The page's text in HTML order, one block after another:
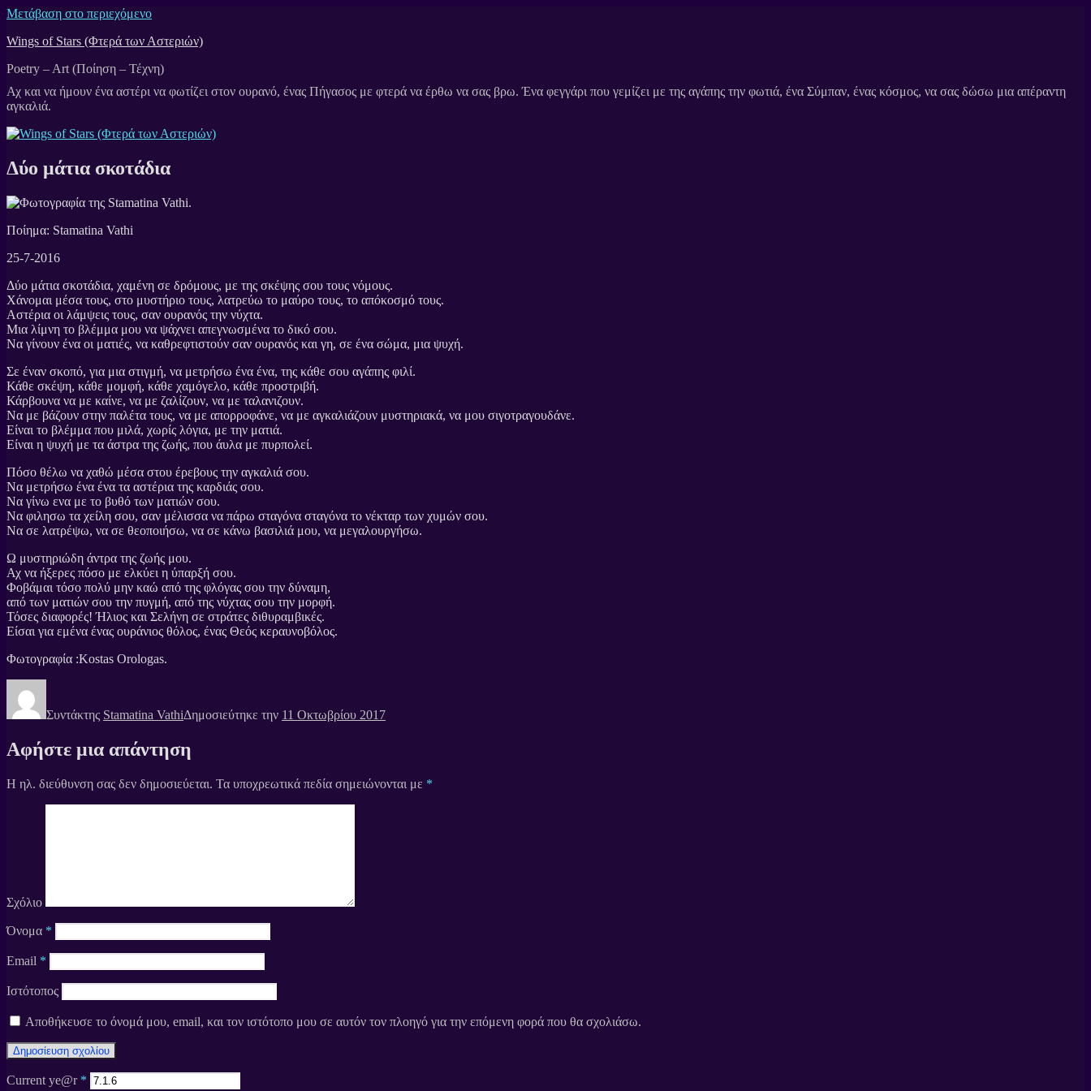
Μετάβαση στο περιεχόμενο
Wings of Stars (Φτερά των Αστεριών)
Poetry – Art (Ποίηση – Τέχνη)
Δύο μάτια σκοτάδια
Ποίημα: Stamatina Vathi
25-7-2016
Δύο μάτια σκοτάδια, χαμένη σε δρόμους, με της σκέψης σου τους νόμους.
Χάνομαι μέσα τους, στο μυστήριο τους, λατρεύω το μαύρο τους, το απόκοσμό τους.
Αστέρια οι λάμψεις τους, σαν ουρανός την νύχτα.
Μια λίμνη το βλέμμα μου να ψάχνει απεγνωσμένα το δικό σου.
Να γίνουν ένα οι ματιές, να καθρεφτιστούν σαν ουρανός και γη, σε ένα σώμα, μια ψυχή.
Σε έναν σκοπό, για μια στιγμή, να μετρήσω ένα ένα, της κάθε σου αγάπης φιλί.
Κάθε σκέψη, κάθε μομφή, κάθε χαμόγελο, κάθε προστριβή.
Κάρβουνα να με καίνε, να με ζαλίζουν, να με ταλανιζουν.
Να με βάζουν στην παλέτα τους, να με απορροφάνε, να με αγκαλιάζουν μυστηριακά, να μου σιγοτραγουδάνε.
Είναι το βλέμμα που μιλά, χωρίς λόγια, με την ματιά.
Είναι η ψυχή με τα άστρα της ζωής, που άυλα με πυρπολεί.
Πόσο θέλω να χαθώ μέσα στου έρεβους την αγκαλιά σου.
Να μετρήσω ένα ένα τα αστέρια της καρδιάς σου.
Να γίνω ενα με το βυθό των ματιών σου.
Να φιλησω τα χείλη σου, σαν μέλισσα να πάρω σταγόνα σταγόνα το νέκταρ των χυμών σου.
Να σε λατρέψω, να σε θεοποιήσω, να σε κάνω βασιλιά μου, να μεγαλουργήσω.
Ω μυστηριώδη άντρα της ζωής μου.
Αχ να ήξερες πόσο με ελκύει η ύπαρξή σου.
Φοβάμαι τόσο πολύ μην καώ από της φλόγας σου την δύναμη,
από των ματιών σου την πυγμή, από της νύχτας σου την μορφή.
Τόσες διαφορές! Ήλιος και Σελήνη σε στράτες διθυραμβικές.
Είσαι για εμένα ένας ουράνιος θόλος, ένας Θεός κεραυνοβόλος.
Φωτογραφία :Kostas Orologas.
Συντάκτης Stamatina VathiΔημοσιεύτηκε την 11 Οκτωβρίου 2017
Αφήστε μια απάντηση
Η ηλ. διεύθυνση σας δεν δημοσιεύεται. Τα υποχρεωτικά πεδία σημειώνονται με *
Σχόλιο
Όνομα *
Email *
Ιστότοπος
Αποθήκευσε το όνομά μου, email, και τον ιστότοπο μου σε αυτόν τον πλοηγό για την επόμενη φορά που θα σχολιάσω.
Current ye@r *